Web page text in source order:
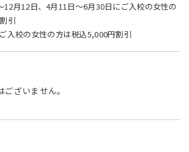
12月12日、4月11日〜6月30日にご入校の女性の
引
入校の女性の方は税込5,000円割引
ざいません。